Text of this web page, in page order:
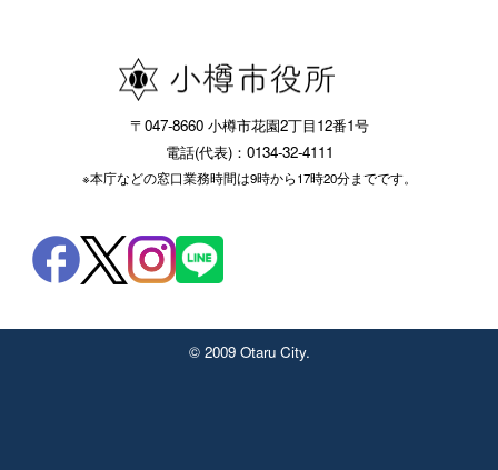
〒047-8660 小樽市花園2丁目12番1号
電話(代表)：0134-32-4111
※本庁などの窓口業務時間は9時から17時20分までです。
© 2009 Otaru City.